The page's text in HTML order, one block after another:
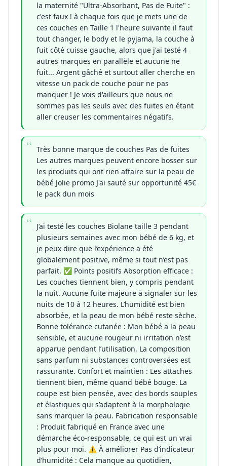
la maternité "Ultra-Absorbant, Pas de Fuite" :
c'est faux ! à chaque fois que je mets une de
ces couches en Taille 1 l'heure suivante il faut
tout changer, le body et le pyjama, la couche à
fuit côté cuisse gauche, alors que j'ai testé 4
autres marques en parallèle et aucune ne
fuit... Argent gâché et surtout aller cherche en
vitesse un pack de couche pour ne pas
manquer ! Je vois d'ailleurs que nous ne
sommes pas les seuls avec des fuites en étant
aller creuser les commentaires négatifs.
Très bonne marque de couches Pas de fuites
Les autres marques peuvent encore bosser sur
les produits qui ont rien affaire sur la peau de
bébé Jolie promo J'ai sauté sur opportunité 45€
le pack dun mois
J’ai testé les couches Biolane taille 3 pendant
plusieurs semaines avec mon bébé de 6 kg, et
je peux dire que l’expérience a été
globalement positive, même si tout n’est pas
parfait. ✅ Points positifs Absorption efficace :
Les couches tiennent bien, y compris pendant
la nuit. Aucune fuite majeure à signaler sur les
nuits de 10 à 12 heures. L’humidité est bien
absorbée, et la peau de mon bébé reste sèche.
Bonne tolérance cutanée : Mon bébé a la peau
sensible, et aucune rougeur ni irritation n’est
apparue pendant l’utilisation. La composition
sans parfum ni substances controversées est
rassurante. Confort et maintien : Les attaches
tiennent bien, même quand bébé bouge. La
coupe est bien pensée, avec des bords souples
et élastiques qui s’adaptent à la morphologie
sans marquer la peau. Fabrication responsable
: Produit fabriqué en France avec une
démarche éco-responsable, ce qui est un vrai
plus pour moi. ⚠️ À améliorer Pas d’indicateur
d’humidité : Cela manque au quotidien,